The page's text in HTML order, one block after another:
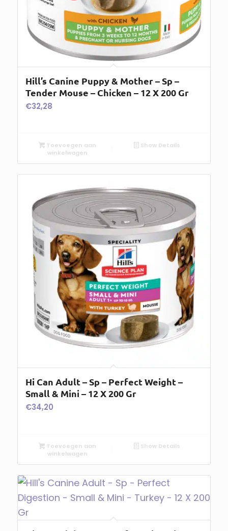
Hill’s Canine Puppy & Mother – Sp –
Tender Mouse – Chicken – 12 X 200 Gr
€32,28
Toevoegen aan
winkelwagen
Show Details
Hi Can Adult – Sp – Perfect Weight –
Small & Mini – 12 X 200 Gr
€34,20
Toevoegen aan
winkelwagen
Show Details